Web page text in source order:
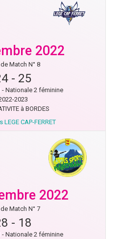
2022
Match N° 8
- 25
- Nationale 2 féminine
2023
à BORDES
LEGE CAP-FERRET
2022
Match N° 7
- 18
- Nationale 2 féminine